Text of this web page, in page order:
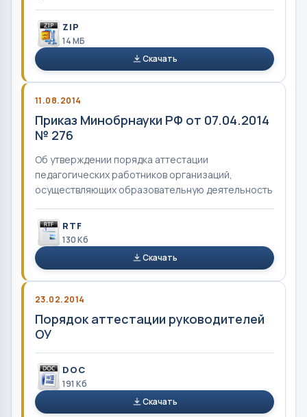
ZIP
14 MБ
Скачать
11.08.2014
Приказ Минобрнауки РФ от 07.04.2014
№ 276
Об утверждении порядка аттестации
педагогических работников организаций,
осуществляющих образовательную деятельность
RTF
130 Кб
Скачать
23.02.2014
Порядок аттестации руководителей
ОУ
DOC
191 Кб
Скачать